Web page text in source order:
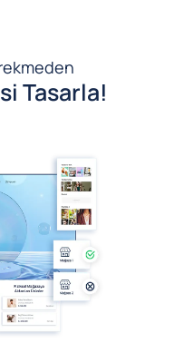
Tasarla!